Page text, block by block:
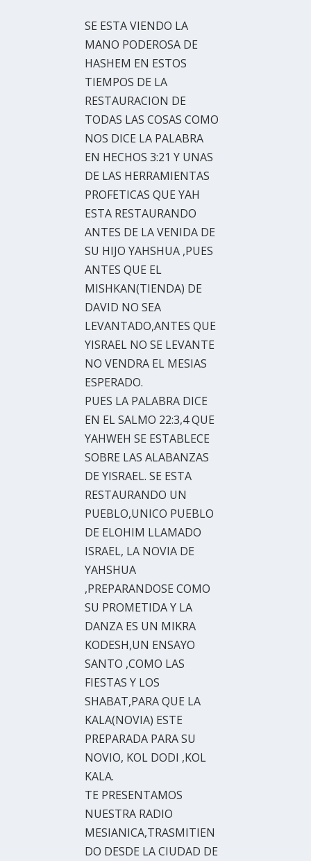
SE ESTA VIENDO LA
MANO PODEROSA DE
HASHEM EN ESTOS
TIEMPOS DE LA
RESTAURACION DE
TODAS LAS COSAS COMO
NOS DICE LA PALABRA
EN HECHOS 3:21 Y UNAS
DE LAS HERRAMIENTAS
PROFETICAS QUE YAH
ESTA RESTAURANDO
ANTES DE LA VENIDA DE
SU HIJO YAHSHUA ,PUES
ANTES QUE EL
MISHKAN(TIENDA) DE
DAVID NO SEA
LEVANTADO,ANTES QUE
YISRAEL NO SE LEVANTE
NO VENDRA EL MESIAS
ESPERADO.
PUES LA PALABRA DICE
EN EL SALMO 22:3,4 QUE
YAHWEH SE ESTABLECE
SOBRE LAS ALABANZAS
DE YISRAEL. SE ESTA
RESTAURANDO UN
PUEBLO,UNICO PUEBLO
DE ELOHIM LLAMADO
ISRAEL, LA NOVIA DE
YAHSHUA
,PREPARANDOSE COMO
SU PROMETIDA Y LA
DANZA ES UN MIKRA
KODESH,UN ENSAYO
SANTO ,COMO LAS
FIESTAS Y LOS
SHABAT,PARA QUE LA
KALA(NOVIA) ESTE
PREPARADA PARA SU
NOVIO, KOL DODI ,KOL
KALA.
TE PRESENTAMOS
NUESTRA RADIO
MESIANICA,TRASMITIEN
DO DESDE LA CIUDAD DE